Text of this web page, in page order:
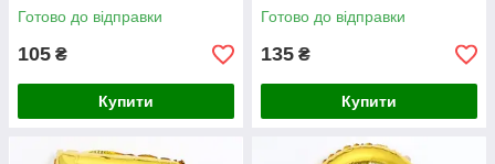
Готово до відправки
105 ₴
Купити
Готово до відправки
135 ₴
Купити